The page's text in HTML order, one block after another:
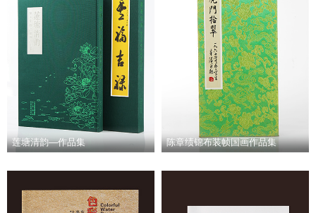
莲塘清韵—作品集 陈章绩锦布装帧国画作品集